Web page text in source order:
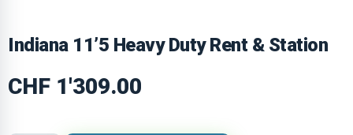
Indiana 11’5 Heavy Duty Rent & Station
CHF 1'309.00